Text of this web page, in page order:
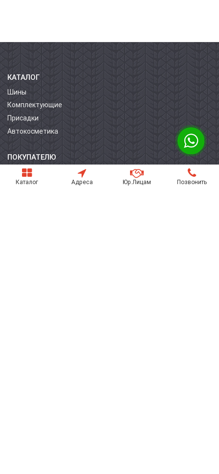
КАТАЛОГ
Шины
Комплектующие
Присадки
Автокосметика
ПОКУПАТЕЛЮ
О компании
Контакты
Каталог Адреса Юр.Лицам Позвонить